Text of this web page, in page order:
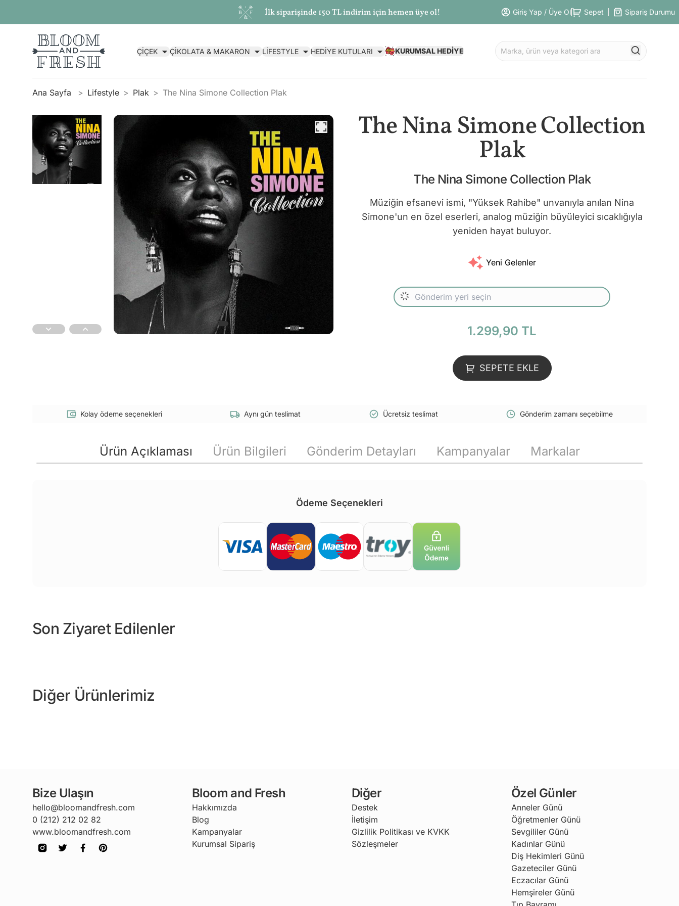
İlk siparişinde 150 TL indirim için hemen üye ol! Giriş Yap / Üye Ol Sepet Sipariş Durumu
ÇİÇEK ÇİKOLATA & MAKARON LİFESTYLE HEDİYE KUTULARI KURUMSAL HEDİYE
Ana Sayfa Lifestyle Plak The Nina Simone Collection Plak
The Nina Simone Collection
Plak
The Nina Simone Collection Plak
Müziğin efsanevi ismi, "Yüksek Rahibe" unvanıyla anılan Nina
Simone'un en özel eserleri, analog müziğin büyüleyici sıcaklığıyla
yeniden hayat buluyor.
Yeni Gelenler
1.299,90 TL
SEPETE EKLE
Kolay ödeme seçenekleri Aynı gün teslimat Ücretsiz teslimat Gönderim zamanı seçebilme
Ürün Açıklaması Ürün Bilgileri Gönderim Detayları Kampanyalar Markalar
Ödeme Seçenekleri
Son Ziyaret Edilenler
Diğer Ürünlerimiz
Bize Ulaşın
hello@bloomandfresh.com
0 (212) 212 02 82
www.bloomandfresh.com
Bloom and Fresh
Hakkımızda
Blog
Kampanyalar
Kurumsal Sipariş
Diğer
Destek
İletişim
Gizlilik Politikası ve KVKK
Sözleşmeler
Özel Günler
Anneler Günü
Öğretmenler Günü
Sevgililer Günü
Kadınlar Günü
Diş Hekimleri Günü
Gazeteciler Günü
Eczacılar Günü
Hemşireler Günü